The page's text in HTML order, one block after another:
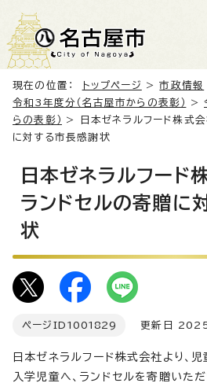
現在の位置： トップページ >市政情報
令和3年度分（名古屋市からの表彰）
>
らの表彰）
> 日本ゼネラルフード株式
に対する市長感謝状
日本ゼネラルフード
ランドセルの寄贈に
状
ページID 1001829 更新日 2025
日本ゼネラルフード株式会社より、
入学児童へ、ランドセルを寄贈いた